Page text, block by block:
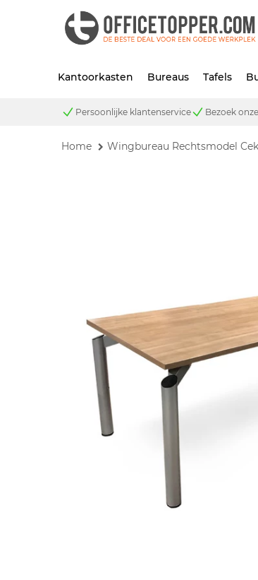
Kantoorkasten Bureaus Tafels
Persoonlijke klantenservice Bezoek onze
Home Wingbureau Rechtsmodel